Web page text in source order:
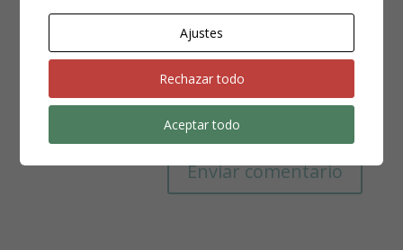
Guarda mi nombre, correo electrónico y web en
este navegador para la próxima vez que comente.
Ajustes
Rechazar todo
Aceptar todo